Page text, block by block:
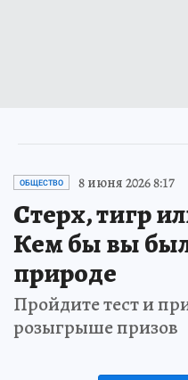
ОБЩЕСТВО 8 июня 2026 8:17
Стерх, тигр
Кем бы вы
природе
Пройдите тест и
розыгрыше призов